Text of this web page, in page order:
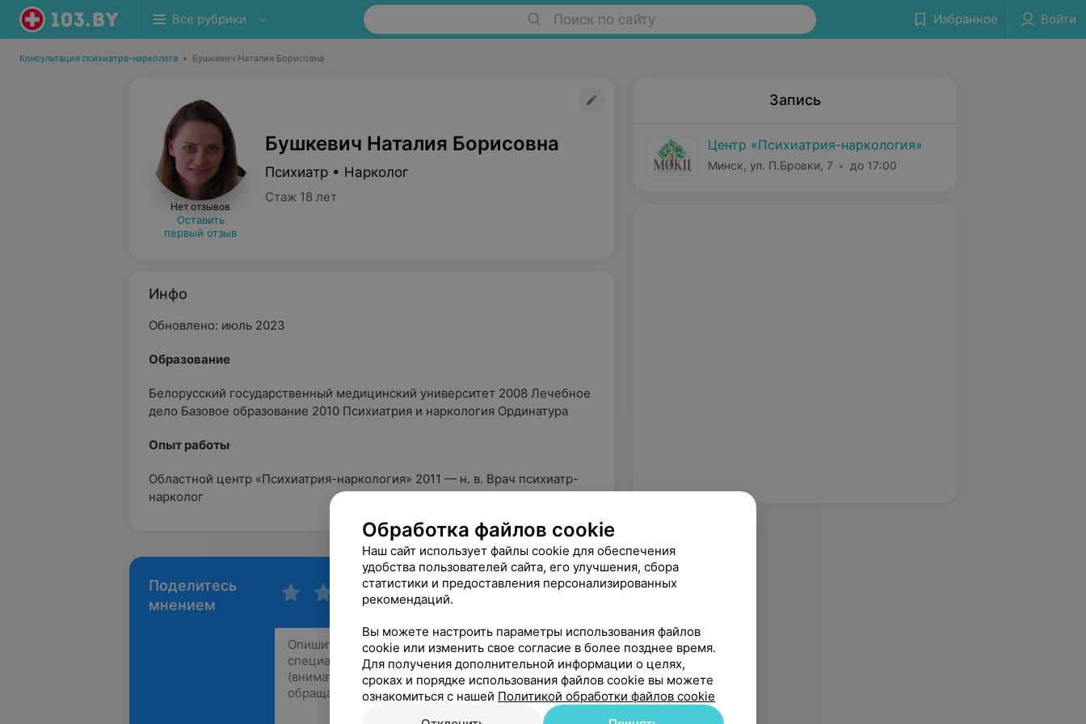
Все рубрики Поиск по сайту Избранное Войти
Консультация психиатра-нарколога • Бушкевич Наталия Борисовна
Нет отзывов
Оставить
первый отзыв
Бушкевич Наталия Борисовна
Психиатр • Нарколог
Стаж 18 лет
Инфо
Обновлено: июль 2023
Oбразование
Белорусский государственный медицинский университет 2008 Лечебное
дело Базовое образование 2010 Психиатрия и наркология Ординатура
Опыт работы
Областной центр «Психиатрия-наркология» 2011 — н. в. Врач психиатр-
нарколог
Поделитесь
мнением
Запись
Центр «Психиатрия-наркология»
Минск, ул. П.Бровки, 7 до 17:00
Обработка файлов cookie
Наш сайт использует файлы cookie для обеспечения
удобства пользователей сайта, его улучшения, сбора
статистики и предоставления персонализированных
рекомендаций.
Вы можете настроить параметры использования файлов
cookie или изменить свое согласие в более позднее время.
Для получения дополнительной информации о целях,
сроках и порядке использования файлов cookie вы можете
ознакомиться с нашей Политикой обработки файлов cookie